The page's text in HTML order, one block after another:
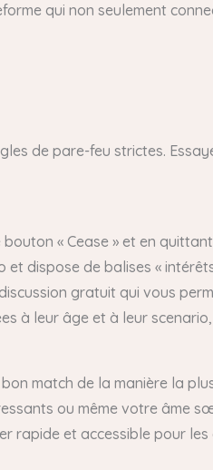
qui non seulement
de pare-feu strictes.
« Cease » et en
dispose de balises «
gratuit qui vous
à leur âge et à leur
match de la manière la
ou même votre âme
rapide et accessible pour